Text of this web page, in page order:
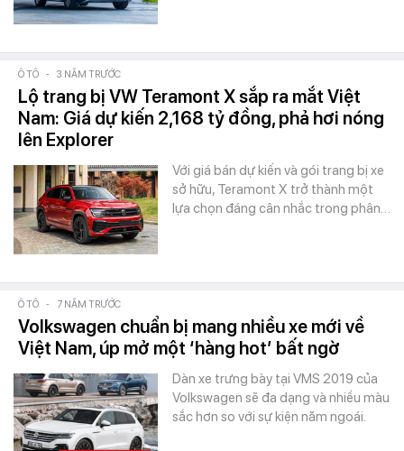
Ô TÔ - 3 NĂM TRƯỚC
Lộ trang bị VW Teramont X sắp ra mắt Việt
Nam: Giá dự kiến 2,168 tỷ đồng, phả hơi nóng
lên Explorer
Với giá bán dự kiến và gói trang bị xe
sở hữu, Teramont X trở thành một
lựa chọn đáng cân nhắc trong phân…
Ô TÔ - 7 NĂM TRƯỚC
Volkswagen chuẩn bị mang nhiều xe mới về
Việt Nam, úp mở một ‘hàng hot’ bất ngờ
Dàn xe trưng bày tại VMS 2019 của
Volkswagen sẽ đa dạng và nhiều màu
sắc hơn so với sự kiện năm ngoái.